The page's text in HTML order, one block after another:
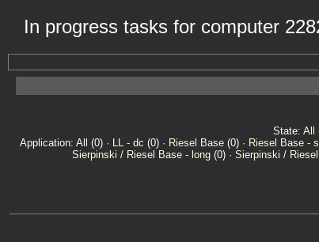
In progress tasks for computer
State: All
Application: All (0) · LL - dc (0) · Riesel Base(0) · Riesel Base -
Sierpinski / Riesel Base - long(0) · Sierpinski /